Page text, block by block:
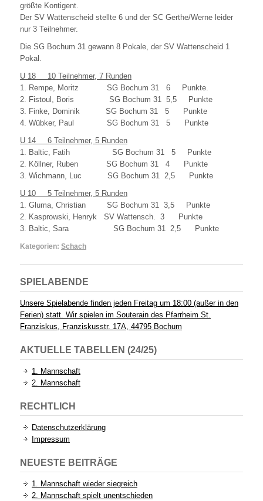
größte Kontigent.
Der SV Wattenscheid stellte 6 und der SC Gerthe/Werne leider
nur 3 Teilnehmer.
Die SG Bochum 31 gewann 8 Pokale, der SV Wattenscheid 1
Pokal.
U 18 10 Teilnehmer, 7 Runden
1. Rempe, Moritz SG Bochum 31 6 Punkte.
2. Fistoul, Boris SG Bochum 31 5,5 Punkte
3. Finke, Dominik SG Bochum 31 5 Punkte
4. Wübker, Paul SG Bochum 31 5 Punkte
U 14 6 Teilnehmer, 5 Runden
1. Baltic, Fatih SG Bochum 31 5 Punkte
2. Köllner, Ruben SG Bochum 31 4 Punkte
3. Wichmann, Luc SG Bochum 31 2,5 Punkte
U 10 5 Teilnehmer, 5 Runden
1. Gluma, Christian SG Bochum 31 3,5 Punkte
2. Kasprowski, Henryk SV Wattensch. 3 Punkte
3. Baltic, Sara SG Bochum 31 2,5 Punkte
Kategorien: Schach
SPIELABENDE
Unsere Spielabende finden jeden Freitag um 18:00 (außer in den
Ferien) statt. Wir spielen im Souterain des Pfarrheim St.
Franziskus, Franziskusstr. 17A, 44795 Bochum
AKTUELLE TABELLEN (24/25)
1. Mannschaft
2. Mannschaft
RECHTLICH
Datenschutzerklärung
Impressum
NEUESTE BEITRÄGE
1. Mannschaft wieder siegreich
2. Mannschaft spielt unentschieden